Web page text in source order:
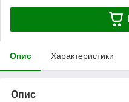
Опис Характеристики
Опис